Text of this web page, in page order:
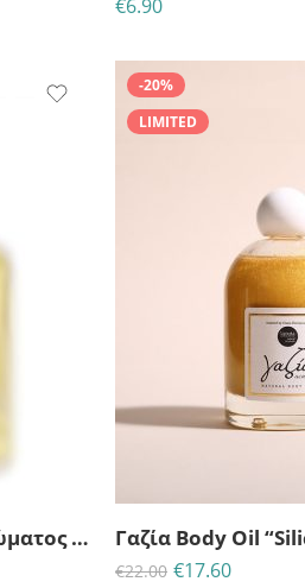
€6.90
Βιολογικό Ξηρό Λάδι Σώματος Ομορφιάς Precieux Argan So bio-100ml
-20%
LIMITED
24 14
€22.00 €17.60